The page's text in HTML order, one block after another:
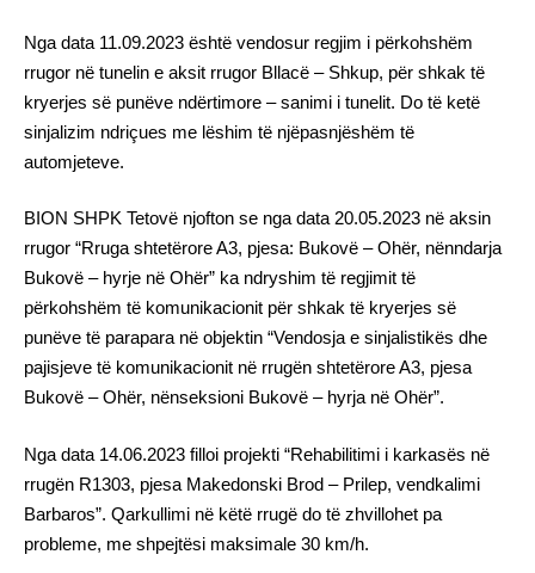
Nga data 11.09.2023 është vendosur regjim i përkohshëm
rrugor në tunelin e aksit rrugor Bllacë – Shkup, për shkak të
kryerjes së punëve ndërtimore – sanimi i tunelit. Do të ketë
sinjalizim ndriçues me lëshim të njëpasnjëshëm të
automjeteve.
BION SHPK Tetovë njofton se nga data 20.05.2023 në aksin
rrugor “Rruga shtetërore A3, pjesa: Bukovë – Ohër, nënndarja
Bukovë – hyrje në Ohër” ka ndryshim të regjimit të
përkohshëm të komunikacionit për shkak të kryerjes së
punëve të parapara në objektin “Vendosja e sinjalistikës dhe
pajisjeve të komunikacionit në rrugën shtetërore A3, pjesa
Bukovë – Ohër, nënseksioni Bukovë – hyrja në Ohër”.
Nga data 14.06.2023 filloi projekti “Rehabilitimi i karkasës në
rrugën R1303, pjesa Makedonski Brod – Prilep, vendkalimi
Barbaros”. Qarkullimi në këtë rrugë do të zhvillohet pa
probleme, me shpejtësi maksimale 30 km/h.